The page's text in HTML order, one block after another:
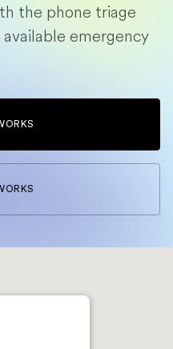
the phone triage
emergency